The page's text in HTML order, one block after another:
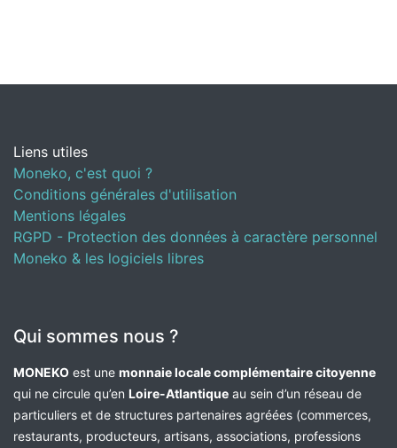
Liens utiles
Moneko, c'est quoi ?
Conditions générales d'utilisation
Mentions légales
RGPD - Protection des données à caractère personnel
Moneko & les logiciels libres
Qui sommes nous ?
MONEKO est une monnaie locale complémentaire citoyenne
qui ne circule qu’en Loire-Atlantique au sein d’un réseau de
particuliers et de structures partenaires agréées (commerces,
restaurants, producteurs, artisans, associations, professions